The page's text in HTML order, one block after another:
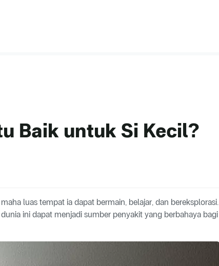
Baik untuk Si Kecil?
luas tempat ia dapat bermain, belajar, dan bereksplorasi.
ini dapat menjadi sumber penyakit yang berbahaya bagi